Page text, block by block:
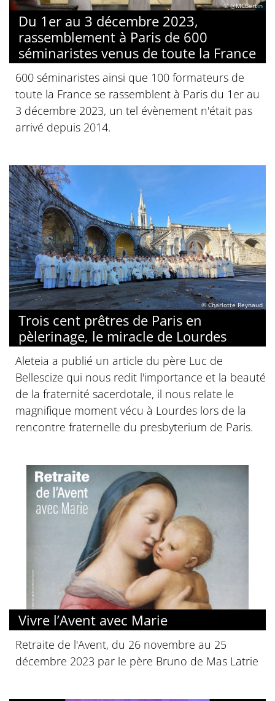
© @MCBertin
Du 1er au 3 décembre 2023,
rassemblement à Paris de 600
séminaristes venus de toute la France
600 séminaristes ainsi que 100 formateurs de
toute la France se rassemblent à Paris du 1er au
3 décembre 2023, un tel évènement n'était pas
arrivé depuis 2014.
© Charlotte Reynaud
Trois cent prêtres de Paris en
pèlerinage, le miracle de Lourdes
Aleteia a publié un article du père Luc de
Bellescize qui nous redit l'importance et la beauté
de la fraternité sacerdotale, il nous relate le
magnifique moment vécu à Lourdes lors de la
rencontre fraternelle du presbyterium de Paris.
Vivre l’Avent avec Marie
Retraite de l'Avent, du 26 novembre au 25
décembre 2023 par le père Bruno de Mas Latrie